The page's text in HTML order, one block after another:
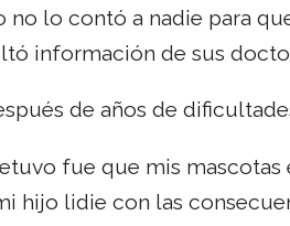
no lo contó a nadie para
información de sus
de años de
fue que mis mascotas
hijo lidie con las